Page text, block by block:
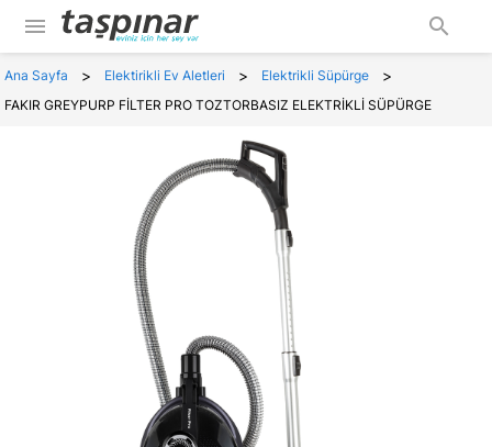
menu search
Ana Sayfa > Elektirikli Ev Aletleri > Elektrikli Süpürge >
FAKIR GREYPURP FİLTER PRO TOZTORBASIZ ELEKTRİKLİ SÜPÜRGE